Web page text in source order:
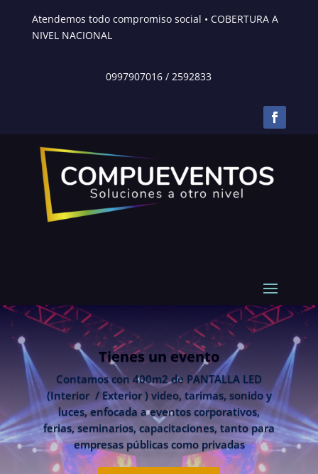
Atendemos todo compromiso social • COBERTURA A
NIVEL NACIONAL
0997907016 /2592833
Tienes un evento
Contamos con 400m2 de PANTALLA LED
(Interior / Exterior ) video, tarimas, sonido y
luces, enfocada a eventos corporativos,
ferias, seminarios, capacitaciones, tanto para
empresas públicas como privadas